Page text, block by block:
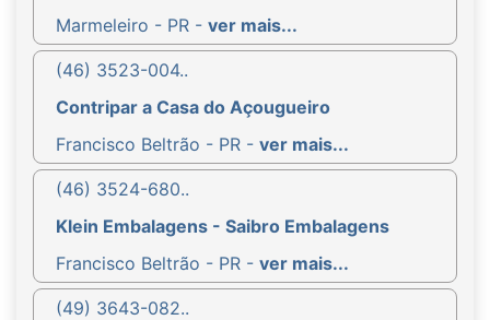
Marmeleiro - PR - ver mais...
(46) 3523-004..
Contripar a Casa do Açougueiro
Francisco Beltrão - PR - ver mais...
(46) 3524-680..
Klein Embalagens - Saibro Embalagens
Francisco Beltrão - PR - ver mais...
(49) 3643-082..